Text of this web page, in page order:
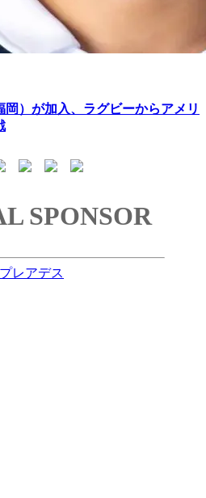
）が加入、ラグビーからアメリ
SPONSOR